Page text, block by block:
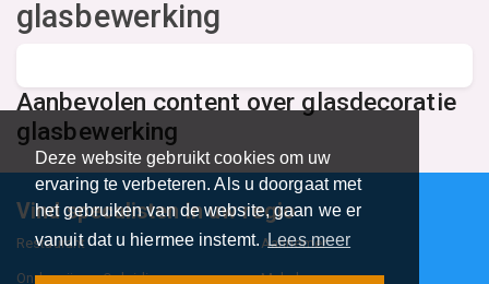
Deze website gebruikt cookies om uw
ervaring te verbeteren. Als u doorgaat met
het gebruiken van de website, gaan we er
vanuit dat u hiermee instemt.Lees meer
glasbewerking
Aanbevolen content over glasdecoratie
glasbewerking
Vind specalisten in uw regio
Restaurant Aannemer
Onderwijs en Opleidingen Makelaar